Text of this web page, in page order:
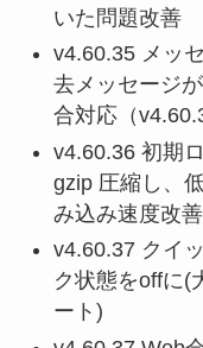
いた問題改善
v4.60.35 メッ
去メッセージ
合対応（
v4.60.36 初期
gzip 圧縮し、
み込み速度改善
v4.60.37 クイ
ク状態をoffに(
ート)